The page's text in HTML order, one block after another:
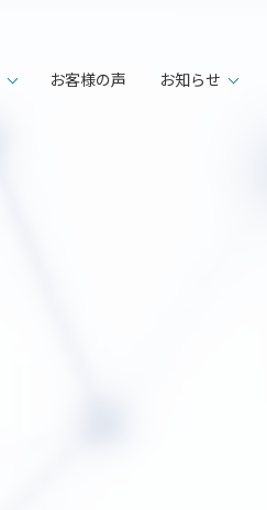
お客様の声 お知らせ